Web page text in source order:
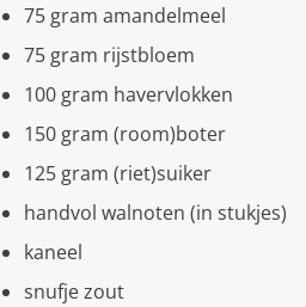
75 gram amandelmeel
75 gram rijstbloem
100 gram havervlokken
150 gram (room)boter
125 gram (riet)suiker
handvol walnoten (in stukjes)
kaneel
snufje zout